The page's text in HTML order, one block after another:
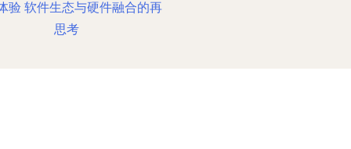
验 软件生态与硬件融合的再
思考